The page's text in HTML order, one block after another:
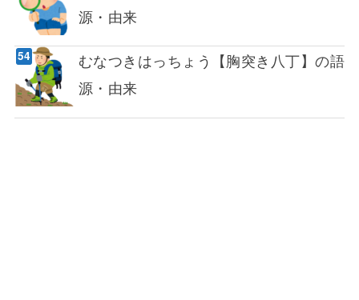
源・由来
むなつきはっちょう【胸突き八丁】の語
源・由来